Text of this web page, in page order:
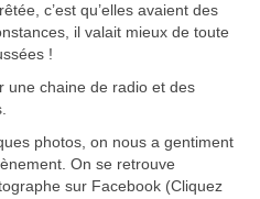
c’est qu’elles avaient des
il valait mieux de toute
!
une chaine de radio et des
photos, on nous a gentiment
On se retrouve
sur Facebook (Cliquez